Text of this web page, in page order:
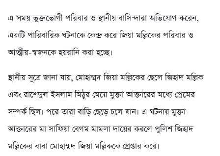
এ সময় ভুক্তভোগী পরিবার ও স্থানীয় বাসিন্দারা অভিযোগ করেন,
একটি পারিবারিক ঘটনাকে কেন্দ্র করে জিয়া মল্লিকের পরিবার ও
আত্মীয়-স্বজনকে হয়রানি করা হচ্ছে।
স্থানীয় সূত্রে জানা যায়, মোহাম্মদ জিয়া মল্লিকের ছেলে জিহাদ মল্লিক
এবং রাশেদুল ইসলাম মিঠুর মেয়ে মুক্তা আক্তারের মধ্যে প্রেমের
সম্পর্ক ছিল। পরে তারা বাড়ি ছেড়ে চলে যান। এ ঘটনায় মুক্তা
আক্তারের মা সাফিয়া বেগম মামলা দায়ের করলে পুলিশ জিহাদ
মল্লিকের বাবা মোহাম্মদ জিয়া মল্লিককে গ্রেপ্তার করে।